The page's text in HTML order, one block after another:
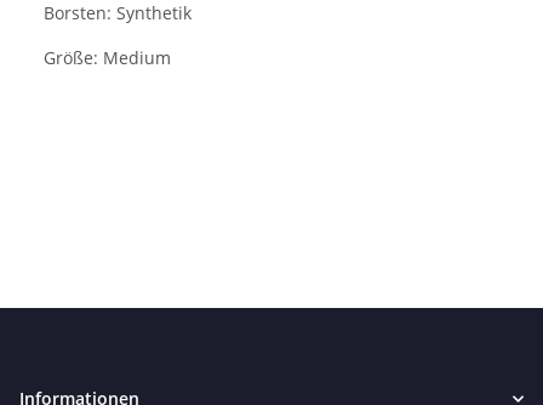
Borsten: Synthetik
Größe: Medium
Informationen